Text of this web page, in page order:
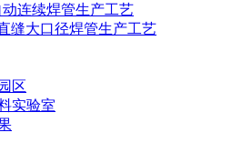
连续焊管生产工艺
缝大口径焊管生产工艺
区
实验室